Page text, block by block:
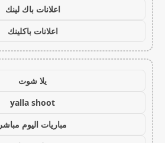
اعلانات باك لينك
اعلانات باكلينك
يلا شوت
yalla shoot
مباريات اليوم مباشر